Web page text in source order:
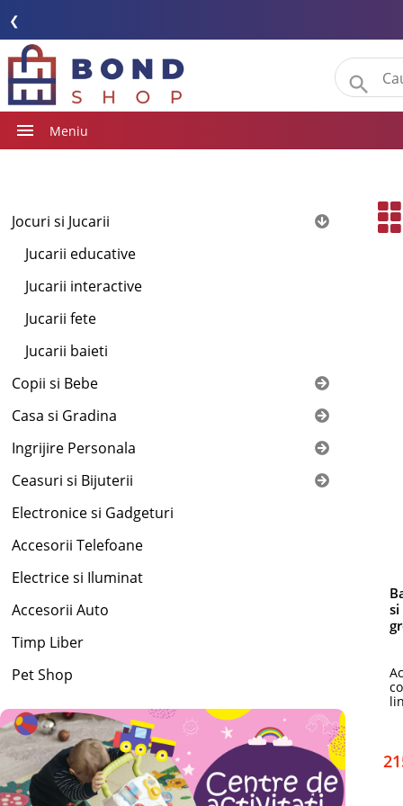
❮
Meniu
Jocuri si Jucarii
Jucarii educative
Jucarii interactive
Jucarii fete
Jucarii baieti
Copii si Bebe
Casa si Gradina
Ingrijire Personala
Ceasuri si Bijuterii
Electronice si Gadgeturi
Accesorii Telefoane
Electrice si Iluminat
Accesorii Auto
Timp Liber
Pet Shop